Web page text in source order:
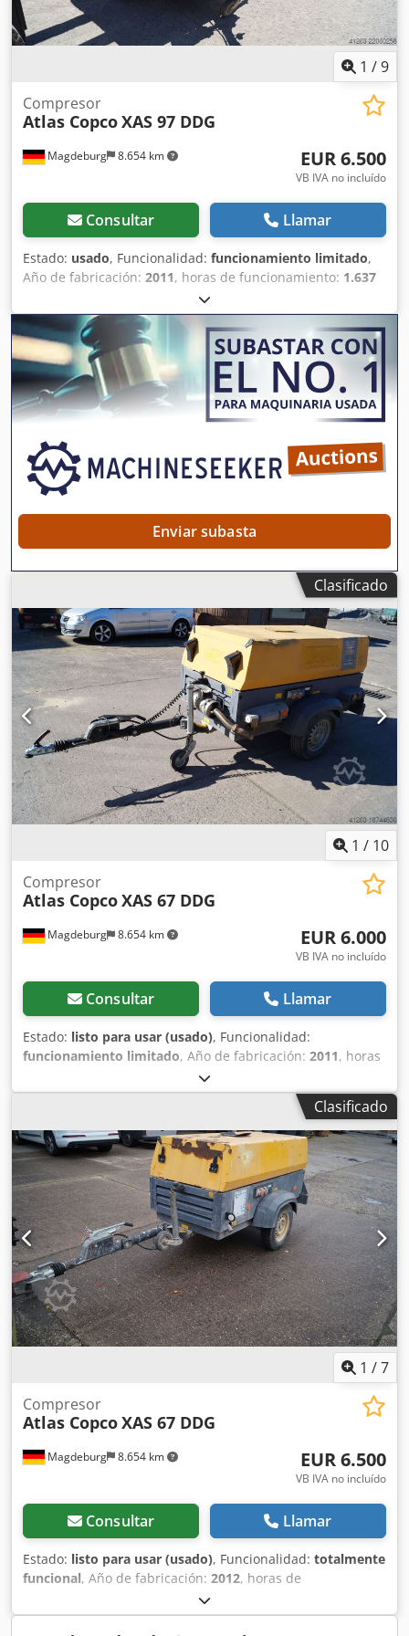
1 /9
Magdeburg 8.654 km
Compresor
Atlas CopcoXAS 97 DDG
EUR 6.500
VB IVA no incluído
Consultar Llamar
Estado: usado, Funcionalidad: funcionamiento limitado,
Año de fabricación: 2011, horas de funcionamiento: 1.637
, Compresor Atlas Copco XAS 97 DDG, año de fabricación
2011, 1637 horas de funcionamiento, caudal 5,3 m³,
alimentación de emergencia 12,5 kVA, conexiones: 1 x 230
Voltios, 2 x 400 Voltios, núm. de serie YA3062560C0262053,
ABE y homologación disponibles, un eje de torsión
doblado, falta la cubierta de la correa trapezoidal, falta la
rejilla del ventilador. Csdpfx Aozbiicokroha
Enviar subasta
Clasificado
1 / 10
Magdeburg 8.654 km
Compresor
Atlas CopcoXAS 67 DDG
EUR 6.000
VB IVA no incluído
Consultar Llamar
Estado: listo para usar (usado), Funcionalidad:
funcionamiento limitado, Año de fabricación: 2011, horas
, Equipamiento:
Compresor Atlas Copco XAS 67 DDG, año de fabricación
2011, 1192 horas de funcionamiento, caudal volumétrico
3,5 m³, alimentación de emergencia 12,5 kVA, conexiones 1
x 230 voltios, 2 x 400 voltios, número de serie
YA3062566B0165583, homologación disponible, el fusible
se funde al conectar la alimentación de emergencia, filtro
de hollín aguas abajo SMF-MR Chedpfx Akjv Rbufsroa
Clasificado
1 /7
Magdeburg 8.654 km
Compresor
Atlas CopcoXAS 67 DDG
EUR 6.500
VB IVA no incluído
Consultar Llamar
Estado: listo para usar (usado), Funcionalidad: totalmente
funcional, Año de fabricación: 2012, horas de
, Compresor Atlas Copco XAS 67
DDG, año de fabricación 2012, 1680 horas de servicio,